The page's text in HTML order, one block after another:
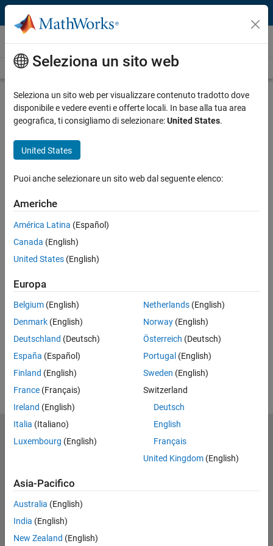
Vai al contenuto
Video
Videos Home Search
Play
Description
Working with Large Sets of Images
in MATLAB Just Got Easier
Related Resources
Feedback
UP NEXT
RELATED VIDEOS
Seleziona un sito web
Seleziona un sito web per visualizzare contenuto tradotto dove
disponibile e vedere eventi e offerte locali. In base alla tua area
geografica, ti consigliamo di selezionare:United States.
United States
Puoi anche selezionare un sito web dal seguente elenco:
Americhe
América Latina (Español)
Canada (English)
United States (English)
Europa
Belgium (English)
Denmark (English)
Deutschland (Deutsch)
España (Español)
Finland (English)
France (Français)
Ireland (English)
Italia (Italiano)
Luxembourg (English)
Netherlands(English)
Norway(English)
Österreich (Deutsch)
Portugal (English)
Sweden (English)
Switzerland
Deutsch
English
Français
United Kingdom(English)
Asia-Pacifico
Australia (English)
India (English)
New Zealand (English)
MathWorks
Accelerating the pace of engineering and science
Prova o Acquista
Scopri i nostri prodotti